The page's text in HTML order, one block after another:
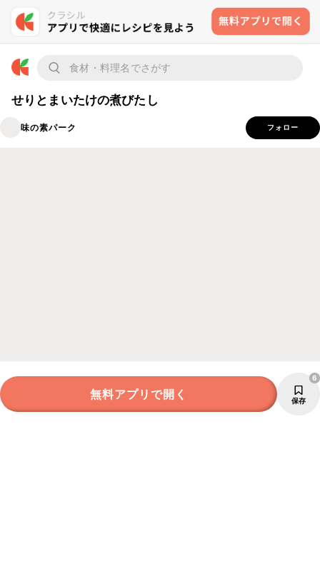
せりとまいたけの煮びたし
味の素パーク フォロー
無料アプリで開く 保存
6